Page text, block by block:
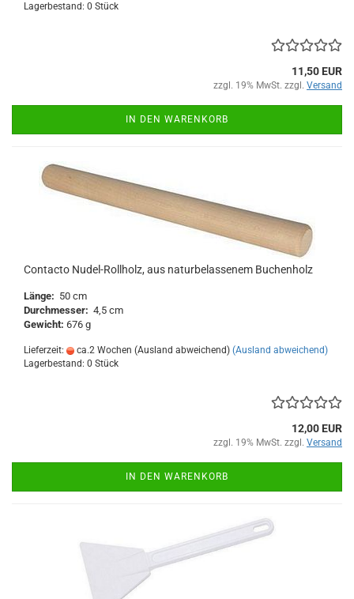
Lagerbestand: 0 Stück
11,50 EUR
zzgl. 19% MwSt. zzgl. Versand
IN DEN WARENKORB
Contacto Nudel-Rollholz, aus naturbelassenem Buchenholz
Länge: 50 cm
Durchmesser: 4,5 cm
Gewicht: 676 g
Lieferzeit: ca.2 Wochen (Ausland abweichend) (Ausland abweichend)
Lagerbestand: 0 Stück
12,00 EUR
zzgl. 19% MwSt. zzgl. Versand
IN DEN WARENKORB